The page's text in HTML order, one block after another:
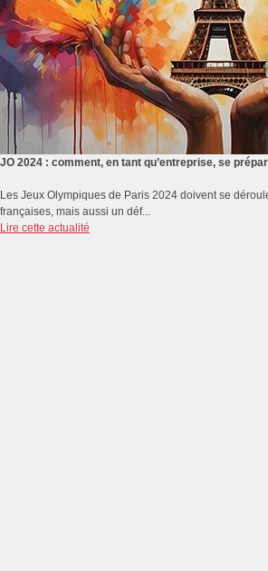
JO 2024 : comment, en tant qu’entreprise, se
Les Jeux Olympiques de Paris 2024 doivent se
françaises, mais aussi un déf...
Lire cette actualité